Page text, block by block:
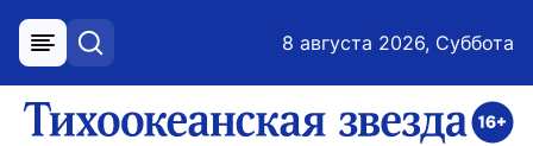
меню поиск 8 августа 2026, Суббота
ссылка на главную